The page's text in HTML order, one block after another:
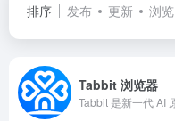
排序 发布 更新 浏览
Tabbit 浏览器